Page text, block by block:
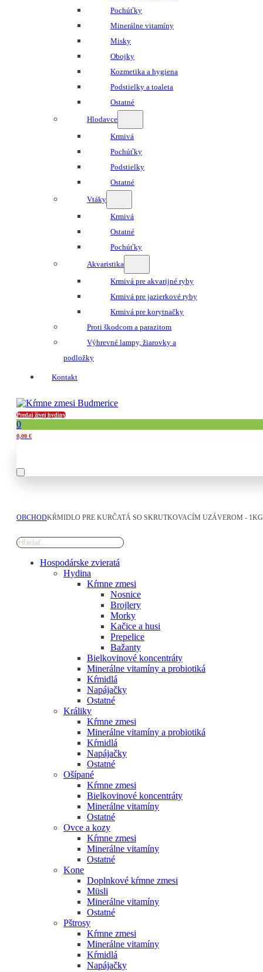
Pochúťky
Minerálne vitamíny
Misky
Obojky
Kozmetika a hygiena
Podstielky a toaleta
Ostatné
Hlodavce
Krmivá
Pochúťky
Podstielky
Ostatné
Vtáky
Krmivá
Ostatné
Pochúťky
Akvaristika
Krmivá pre akvarijné ryby
Krmivá pre jazierkové ryby
Krmivá pre korytnačky
Proti škodcom a parazitom
Výhrevné lampy, žiarovky a
podložky
Kontakt
Predaj živej hydiny
0
0,00 €
OBCHODKŔMIDLO PRE KURČATÁ SO SKRUTKOVACÍM UZÁVEROM - 1KG
Hospodárske zvieratá
Hydina
Kŕmne zmesi
Nosnice
Brojlery
Morky
Kačice a husi
Prepelice
Bažanty
Bielkovinové koncentráty
Minerálne vitamíny a probiotiká
Kŕmidlá
Napájačky
Ostatné
Králiky
Kŕmne zmesi
Minerálne vitamíny a probiotiká
Kŕmidlá
Napájačky
Ostatné
Ošípané
Kŕmne zmesi
Bielkovinové koncentráty
Minerálne vitamíny
Ostatné
Ovce a kozy
Kŕmne zmesi
Minerálne vitamíny
Ostatné
Kone
Doplnkové kŕmne zmesi
Müsli
Minerálne vitamíny
Ostatné
Pštrosy
Kŕmne zmesi
Minerálne vitamíny
Kŕmidlá
Napájačky